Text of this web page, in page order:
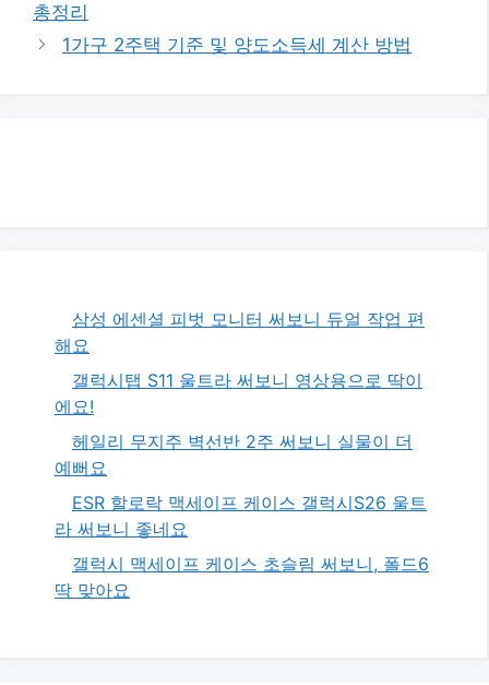
총정리
1가구 2주택 기준 및 양도소득세 계산 방법
삼성 에센셜 피벗 모니터 써보니 듀얼 작업 편
해요
갤럭시탭 S11 울트라 써보니 영상용으로 딱이
에요!
헤일리 무지주 벽선반 2주 써보니 실물이 더
예뻐요
ESR 할로락 맥세이프 케이스 갤럭시S26 울트
라 써보니 좋네요
갤럭시 맥세이프 케이스 초슬림 써보니, 폴드6
딱 맞아요